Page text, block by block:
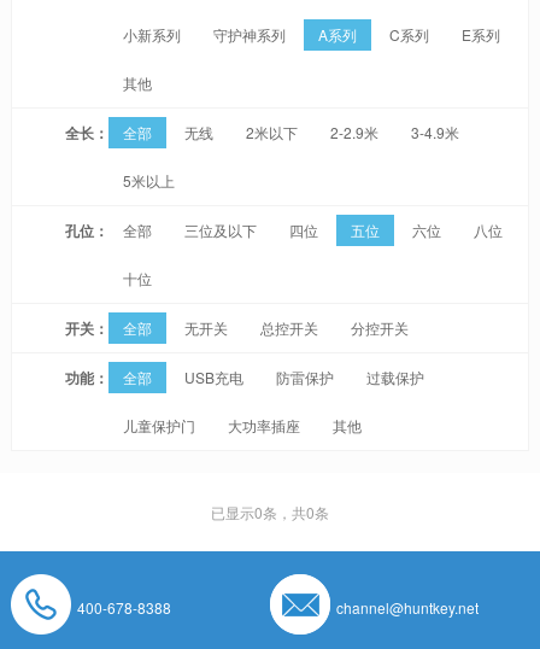
小新系列 守护神系列 A系列 C系列 E系列
其他
全长： 全部 无线 2米以下 2-2.9米 3-4.9米
5米以上
孔位： 全部 三位及以下 四位 五位 六位 八位
十位
开关： 全部 无开关 总控开关 分控开关
功能： 全部 USB充电 防雷保护 过载保护
儿童保护门 大功率插座 其他
已显示0条，共0条
400-678-8388 channel@huntkey.net